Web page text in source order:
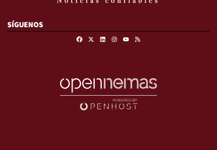
SÍGUENOS
FacebookLinkedinInstagramRSS